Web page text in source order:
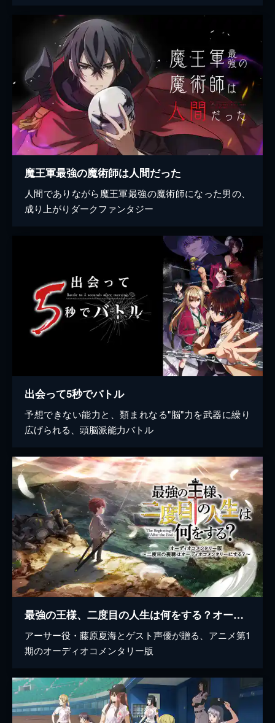
魔王軍最強の魔術師は人間だった
人間でありながら魔王軍最強の魔術師になった男の、
成り上がりダークファンタジー
出会って5秒でバトル
予想できない能力と、類まれなる"脳"力を武器に繰り
広げられる、頭脳派能力バトル
最強の王様、二度目の人生は何をする？オーディオコメンタリー版 ～二度目の視聴はオーディオコメンタリーにする？～
アーサー役・藤原夏海とゲスト声優が贈る、アニメ第1
期のオーディオコメンタリー版